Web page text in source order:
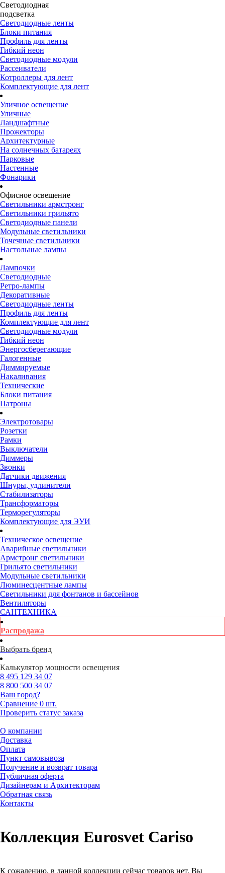
Светодиодная
подсветка
Светодиодные ленты
Блоки питания
Профиль для ленты
Гибкий неон
Светодиодные модули
Рассеиватели
Котроллеры для лент
Комплектующие для лент
Уличное освещение
Уличные
Ландшафтные
Прожекторы
Архитектурные
На солнечных батареях
Парковые
Настенные
Фонарики
Офисное освещение
Светильники армстронг
Светильники грильято
Светодиодные панели
Модульные светильники
Точечные светильники
Настольные лампы
Лампочки
Светодиодные
Ретро-лампы
Декоративные
Светодиодные ленты
Профиль для ленты
Комплектующие для лент
Светодиодные модули
Гибкий неон
Энергосберегающие
Галогенные
Диммируемые
Накаливания
Технические
Блоки питания
Патроны
Электротовары
Розетки
Рамки
Выключатели
Диммеры
Звонки
Датчики движения
Шнуры, удлинители
Стабилизаторы
Трансформаторы
Терморегуляторы
Комплектующие для ЭУИ
Техническое освещение
Аварийные светильники
Армстронг светильники
Грильято светильники
Модульные светильники
Люминесцентные лампы
Светильники для фонтанов и бассейнов
Вентиляторы
САНТЕХНИКА
Распродажа
Выбрать бренд
Калькулятор мощности освещения
8 495 129 34 07
8 800 500 34 07
Ваш город?
Сравнение 0 шт.
Проверить статус заказа
О компании
Доставка
Оплата
Пункт самовывоза
Получение и возврат товара
Публичная оферта
Дизайнерам и Архитекторам
Обратная связь
Контакты
Коллекция Eurosvet Cariso
К сожалению, в данной коллекции сейчас товаров нет. Вы